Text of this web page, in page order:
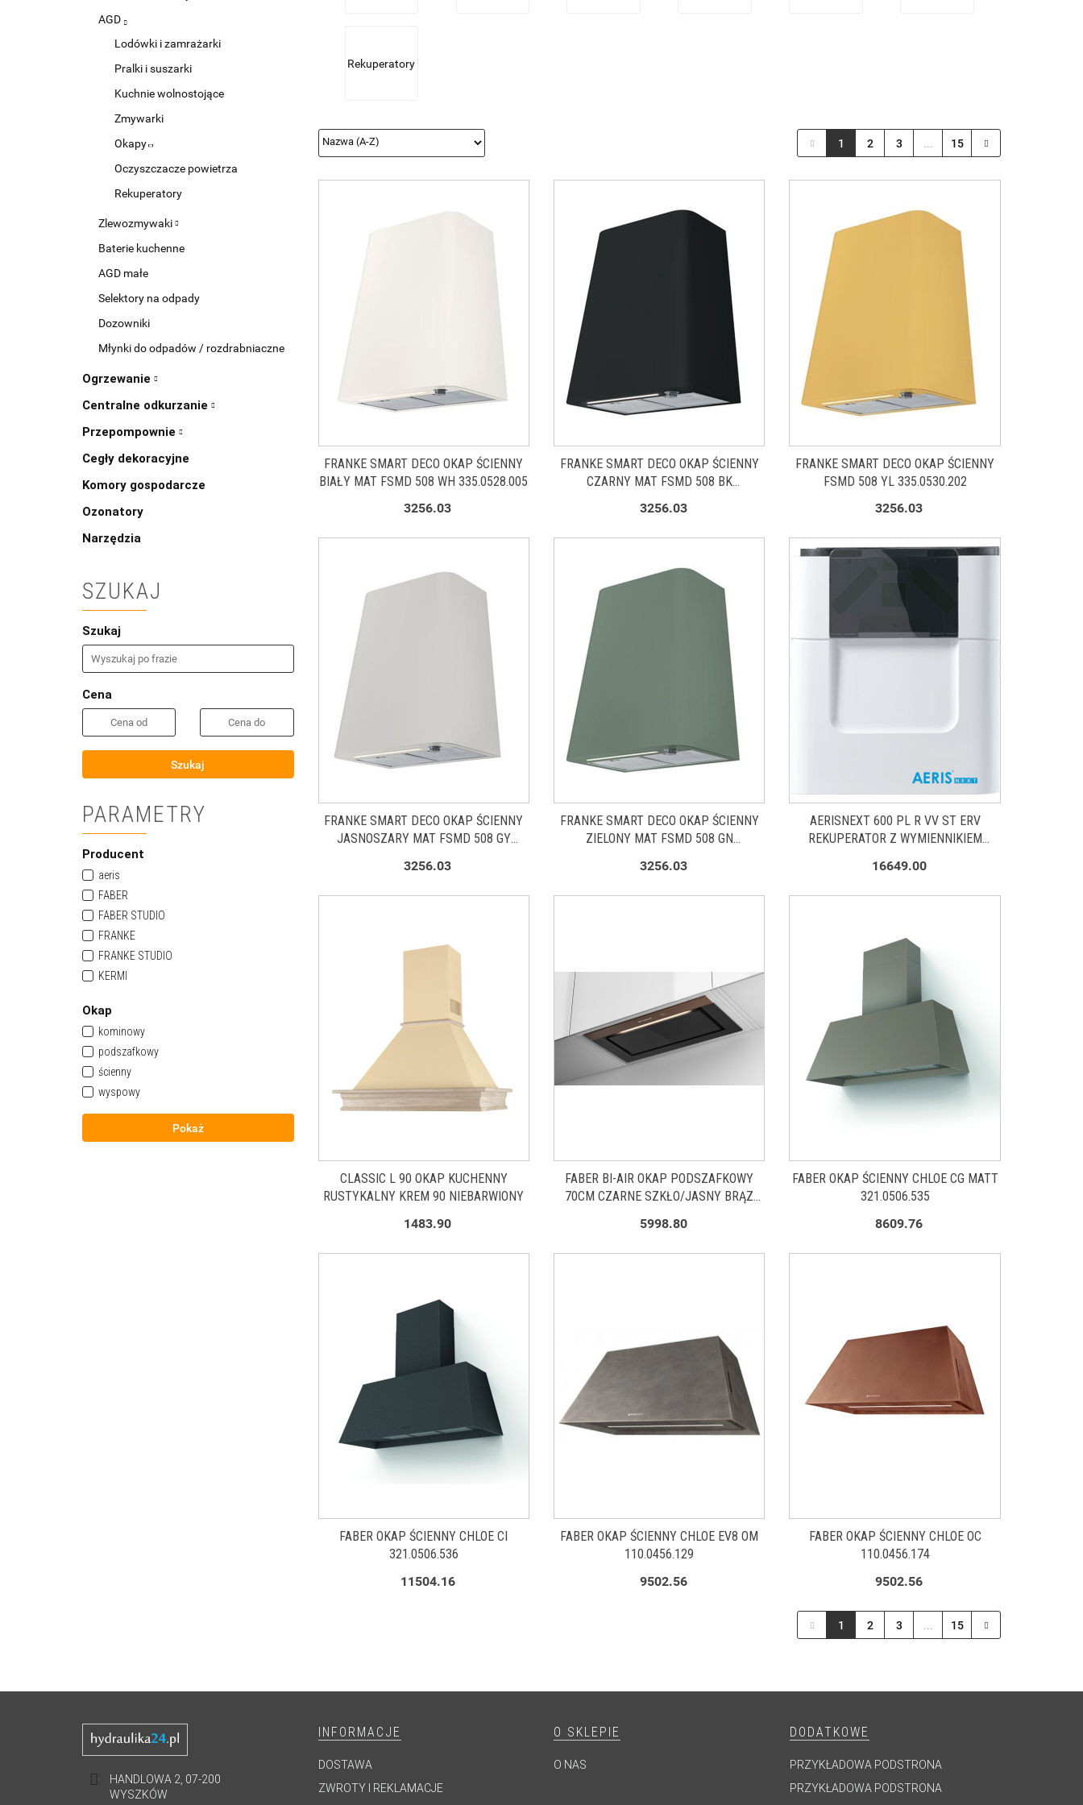
AGD
Lodówki i zamrażarki
Pralki i suszarki
Kuchnie wolnostojące
Zmywarki
Okapy
Oczyszczacze powietrza
Rekuperatory
Zlewozmywaki
Baterie kuchenne
AGD małe
Selektory na odpady
Dozowniki
Młynki do odpadów / rozdrabniaczne
Ogrzewanie
Centralne odkurzanie
Przepompownie
Cegły dekoracyjne
Komory gospodarcze
Ozonatory
Narzędzia
SZUKAJ
Szukaj
Cena
Szukaj
PARAMETRY
Producent
aeris
FABER
FABER STUDIO
FRANKE
FRANKE STUDIO
KERMI
VDB
Vents
Zehnder
Okap
kominowy
podszafkowy
ścienny
wyspowy
Pokaż
Rekuperatory
1 2 3 ... 15
FRANKE SMART DECO OKAP ŚCIENNY
BIAŁY MAT FSMD 508 WH 335.0528.005
3256.03
FRANKE SMART DECO OKAP ŚCIENNY
CZARNY MAT FSMD 508 BK
3256.03
FRANKE SMART DECO OKAP ŚCIENNY
FSMD 508 YL 335.0530.202
3256.03
FRANKE SMART DECO OKAP ŚCIENNY
JASNOSZARY MAT FSMD 508 GY
3256.03
FRANKE SMART DECO OKAP ŚCIENNY
ZIELONY MAT FSMD 508 GN
3256.03
AERISNEXT 600 PL R VV ST ERV
REKUPERATOR Z WYMIENNIKIEM
63799_20230413134844
16649.00
CLASSIC L 90 OKAP KUCHENNY
RUSTYKALNY KREM 90 NIEBARWIONY
1483.90
FABER BI-AIR OKAP PODSZAFKOWY
70CM CZARNE SZKŁO/JASNY BRĄZ
5998.80
FABER OKAP ŚCIENNY CHLOE CG MATT
321.0506.535
8609.76
FABER OKAP ŚCIENNY CHLOE CI
321.0506.536
11504.16
FABER OKAP ŚCIENNY CHLOE EV8 OM
110.0456.129
9502.56
FABER OKAP ŚCIENNY CHLOE OC
110.0456.174
9502.56
1 2 3 ... 15
HANDLOWA 2, 07-200
WYSZKÓW
INFORMACJE
DOSTAWA
ZWROTY I REKLAMACJE
O SKLEPIE
O NAS
DODATKOWE
PRZYKŁADOWA PODSTRONA
PRZYKŁADOWA PODSTRONA